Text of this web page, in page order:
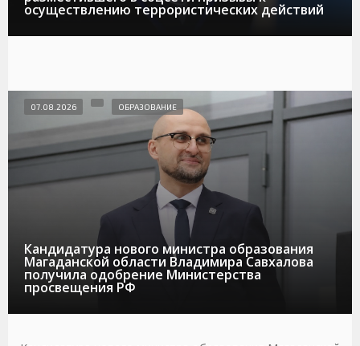
осуществлению террористических действий
Кандидатура нового министра образования
Магаданской области Владимира Савхалова
получила одобрение Министерства
просвещения РФ
07.08.2026 ОБРАЗОВАНИЕ